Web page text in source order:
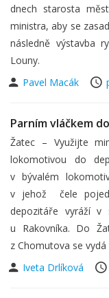
dnech starosta
ministra, aby se
následně výstavba
Louny.
Pavel Macák
Parním vláčkem
Žatec – Využijte
lokomotivou do
v bývalém
v jehož čele
depozitáře vyráží
u Rakovníka. Do
z Chomutova se vydá
Iveta Drlíková